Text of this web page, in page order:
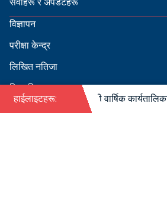
विज्ञापन
परीक्षा केन्द्र
लिखित नतिजा
सिफारिस
हाईलाइटहरू:
०८४ को पदपूर्ति सम्बन्धी वार्षिक कार्यतालिका